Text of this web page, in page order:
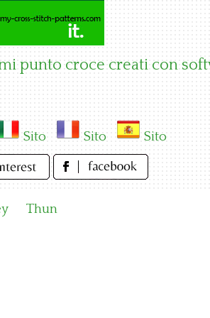
punto croce creati con
Sito Sito Sito
Thun